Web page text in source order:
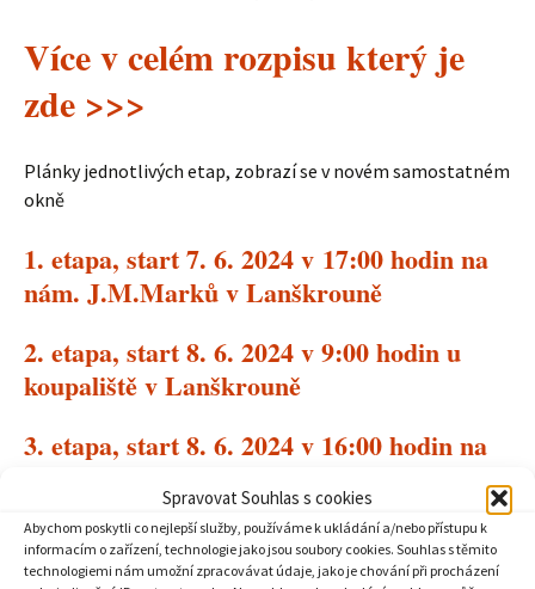
Spravovat Souhlas s cookies
Abychom poskytli co nejlepší služby, používáme k ukládání a/nebo přístupu k
informacím o zařízení, technologie jako jsou soubory cookies. Souhlas s těmito
technologiemi nám umožní zpracovávat údaje, jako je chování při procházení
Více v celém rozpisu který je
zde >>>
Plánky jednotlivých etap, zobrazí se v novém samostatném
okně
1. etapa, start 7. 6. 2024 v 17:00 hodin na
nám. J.M.Marků v Lanškrouně
2. etapa, start 8. 6. 2024 v 9:00 hodin u
koupaliště v Lanškrouně
3. etapa, start 8. 6. 2024 v 16:00 hodin na
4. etapa start 9. 6. 2024 v 8:30 hodin na
nám. J. M. Marků v Lanškrouně